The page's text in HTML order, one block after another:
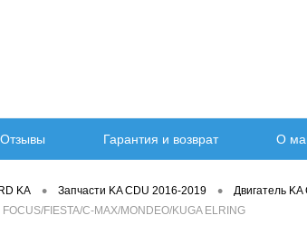
Отзывы Гарантия и возврат О
KA • Запчасти KA CDU 2016-2019 • Двигатель
FIESTA/C-MAX/MONDEO/KUGA ELRING